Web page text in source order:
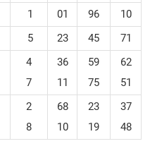
1 01 96
10
5 23 45 71
4
7
36
11
59
75
62
51
2
8
68
10
23
19
37
48